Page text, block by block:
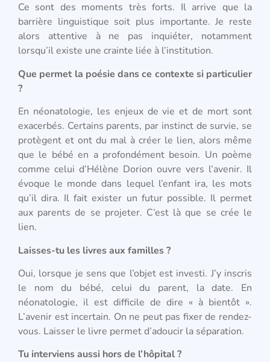
Ce sont des moments très forts. Il arrive que la
barrière linguistique soit plus importante. Je reste
alors attentive à ne pas inquiéter, notamment
lorsqu’il existe une crainte liée à l’institution.
Que permet la poésie dans ce contexte si particulier
?
En néonatologie, les enjeux de vie et de mort sont
exacerbés. Certains parents, par instinct de survie, se
protègent et ont du mal à créer le lien, alors même
que le bébé en a profondément besoin. Un poème
comme celui d’Hélène Dorion ouvre vers l’avenir. Il
évoque le monde dans lequel l’enfant ira, les mots
qu’il dira. Il fait exister un futur possible. Il permet
aux parents de se projeter. C’est là que se crée le
lien.
Laisses-tu les livres aux familles ?
Oui, lorsque je sens que l’objet est investi. J’y inscris
le nom du bébé, celui du parent, la date. En
néonatologie, il est difficile de dire « à bientôt ».
L’avenir est incertain. On ne peut pas fixer de rendez-
vous. Laisser le livre permet d’adoucir la séparation.
Tu interviens aussi hors de l’hôpital ?